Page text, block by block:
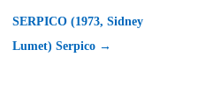
SERPICO (1973, Sidney
Lumet) Serpico →